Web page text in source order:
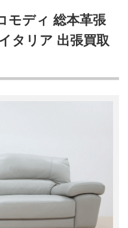
モディ 総本革張
タリア 出張買取